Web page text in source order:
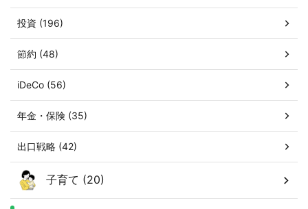
投資 (196)
節約 (48)
iDeCo (56)
年金・保険 (35)
出口戦略 (42)
子育て (20)